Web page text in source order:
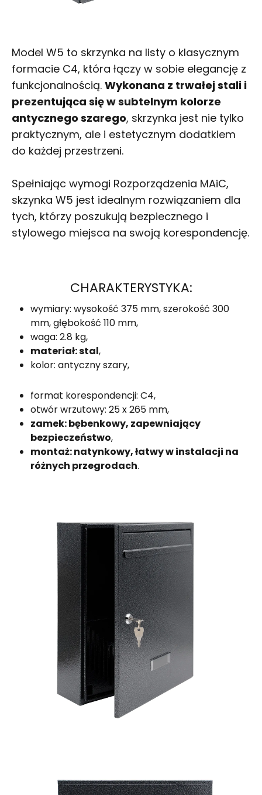
Model W5 to skrzynka na listy o klasycznym
formacie C4, która łączy w sobie elegancję z
funkcjonalnością. Wykonana z trwałej stali i
prezentująca się w subtelnym kolorze
antycznego szarego, skrzynka jest nie tylko
praktycznym, ale i estetycznym dodatkiem
do każdej przestrzeni.
Spełniając wymogi Rozporządzenia MAiC,
skzynka W5 jest idealnym rozwiązaniem dla
tych, którzy poszukują bezpiecznego i
stylowego miejsca na swoją korespondencję.
CHARAKTERYSTYKA:
wymiary: wysokość 375 mm, szerokość 300
mm, głębokość 110 mm,
waga: 2.8 kg,
materiał: stal,
kolor: antyczny szary,
format korespondencji: C4,
otwór wrzutowy: 25 x 265 mm,
zamek: bębenkowy, zapewniający
bezpieczeństwo,
montaż: natynkowy, łatwy w instalacji na
różnych przegrodach.